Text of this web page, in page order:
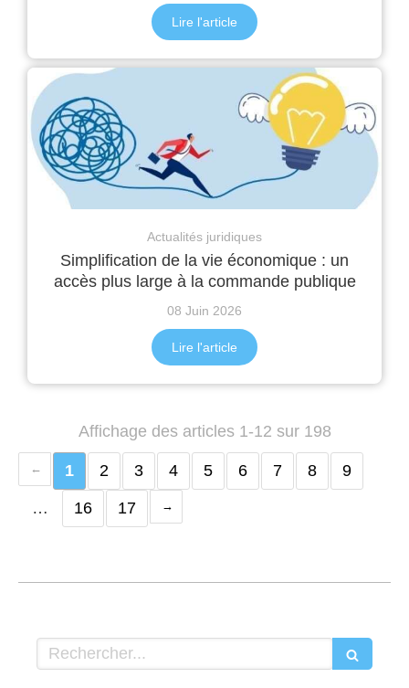
Lire l'article
Actualités juridiques
Simplification de la vie économique : un
accès plus large à la commande publique
08 Juin 2026
Lire l'article
Affichage des articles 1-12 sur 198
1 2 3 4 5 6 7 8 9
… 16 17
Rechercher